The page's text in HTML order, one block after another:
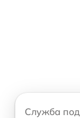
Служба